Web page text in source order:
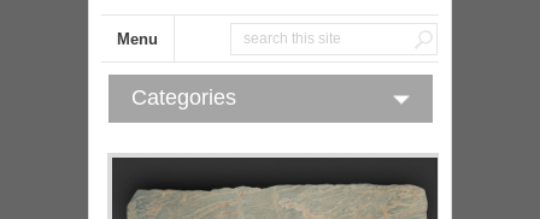
Menu
Categories